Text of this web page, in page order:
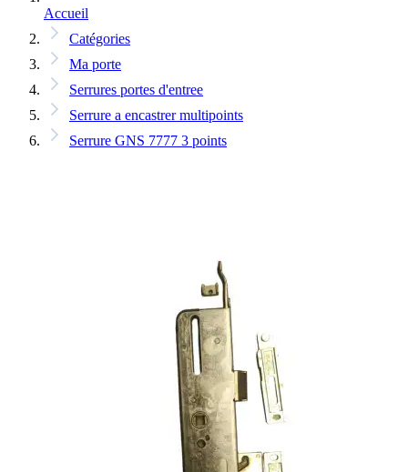
Accueil
Catégories
Ma porte
Serrures portes d'entree
Serrure a encastrer multipoints
Serrure GNS 7777 3 points